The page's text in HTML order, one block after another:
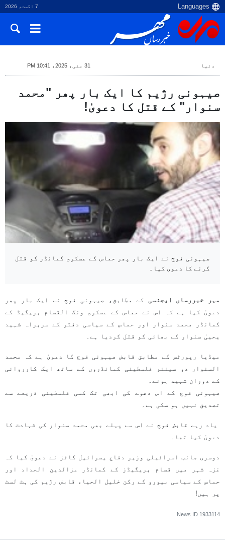
7 اگست، 2026
دنیا 31 مئی، 2025، 10:41 PM
صیہونی رژیم کا ایک بار پھر "محمد
سنوار" کے قتل کا دعویٰ!
صیہونی فوج نے ایک بار پھر حماس کے عسکری کمانڈر کو قتل
کرنے کا دعوی کیا۔
مہر خبررساں ایجنسی کے مطابق، صیہونی فوج نے ایک بار پھر
دعویٰ کیا ہے کہ اس نے حماس کے عسکری ونگ القسام بریگیڈ کے
کمانڈر محمد سنوار اور حماس کے سیاسی دفتر کے سربراہ شہید
یحییٰ سنوار کے بھائی کو قتل کردیا ہے۔
میڈیا رپورٹس کے مطابق قابض صیہونی فوج کا دعویٰ ہے کہ محمد
السنوار دو سینئر فلسطینی کمانڈروں کے ساتھ ایک کارروائی
کے دوران شہید ہوئے۔
صیہونی فوج کے اس دعوے کی ابھی تک کسی فلسطینی ذریعے سے
تصدیق نہیں ہو سکی ہے۔
یاد رہے قابض فوج نے اس سے پہلے بھی محمد سنوار کی شہادت کا
دعویٰ کیا تھا۔
دوسری جانب اسرائیلی وزیر دفاع یسرائیل کاٹز نے دعویٰ کیا کہ
غزہ شہر میں قسام بریگیڈز کے کمانڈر عزالدین الحداد اور
حماس کے سیاسی بیورو کے رکن خلیل الحیاء قابض رژیم کی ہٹ لسٹ
پر ہیں!
News ID 1933114